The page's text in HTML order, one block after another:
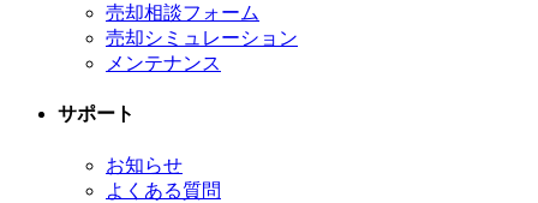
売却相談フォーム
売却シミュレーション
メンテナンス
サポート
お知らせ
よくある質問